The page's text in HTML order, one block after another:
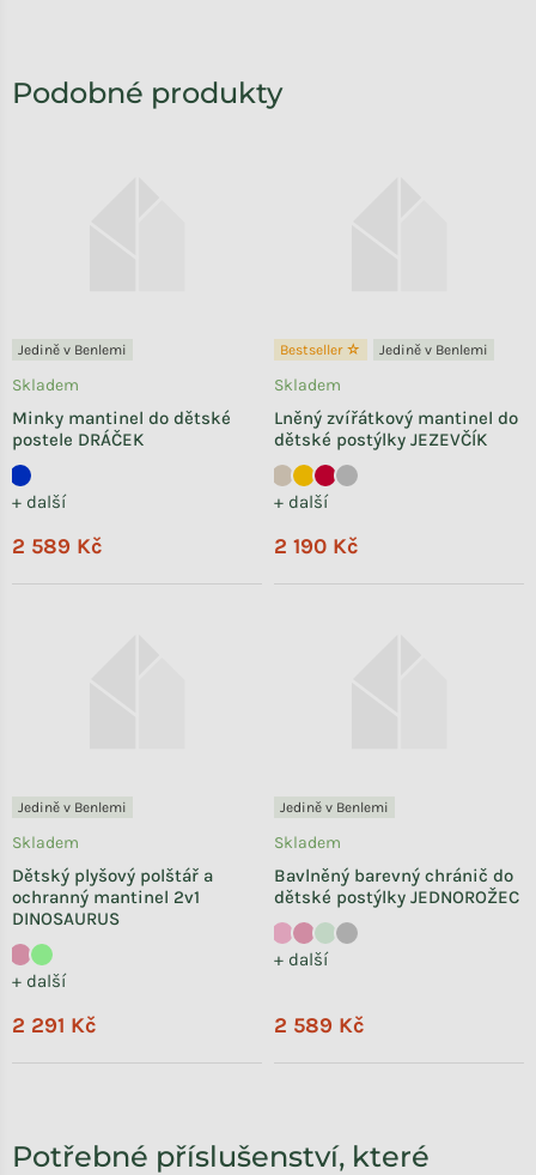
Jedině v Benlemi
Minky mantinel do dětské
postele DRÁČEK
+ další
Skladem
2 589 Kč
Bestseller ☆ Jedině v Benlemi
Lněný zvířátkový mantinel do
dětské postýlky JEZEVČÍK
+ další
Skladem
2 190 Kč
Jedině v Benlemi
Dětský plyšový polštář a
ochranný mantinel 2v1
DINOSAURUS
+ další
Skladem
2 291 Kč
Jedině v Benlemi
Bavlněný barevný chránič do
dětské postýlky JEDNOROŽEC
+ další
Skladem
2 589 Kč
Potřebné příslušenství, které